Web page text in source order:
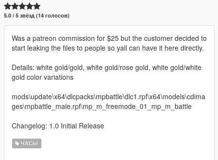
5.0 / 5 звёзд (14 голосов)
Was a patreon commission for $25 but the customer decided to
start leaking the files to people so yall can have it here directly.
Details: white gold/gold, white gold/rose gold, white gold/white
gold color variations
mods\update\x64\dlcpacks\mpbattle\dlc1.rpf\x64\models\cdima
ges\mpbattle_male.rpf\mp_m_freemode_01_mp_m_battle
Changelog: 1.0 Initial Release
ЧАСЫ